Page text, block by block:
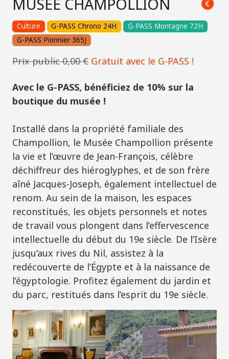
Culture G-PASS Chrono 24H
G-PASS Montagne 72H
G-PASS Pionnier 365J
Prix public 0,00 € Gratuit avec le G-PASS !
Avec le G-PASS, bénéficiez de 10% sur la
boutique du musée !
Installé dans la propriété familiale des
Champollion, le Musée Champollion présente
la vie et l’œuvre de Jean-François, célèbre
déchiffreur des hiéroglyphes, et de son frère
aîné Jacques-Joseph, également intellectuel de
renom. Au sein de la maison, les espaces
reconstitués, les objets personnels et notes
de travail vous plongent dans l’effervescence
intellectuelle du début du 19e siècle. De l’Isère
jusqu’aux rives du Nil, assistez à la
redécouverte de l’Égypte et à la naissance de
l’égyptologie. Profitez également du jardin et
du parc, restitués dans l’esprit du 19e siècle.